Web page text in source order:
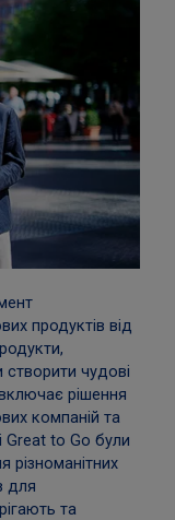
продуктів від
чудові
рішення
компаній та
Great to Go були
різноманітних
для
та